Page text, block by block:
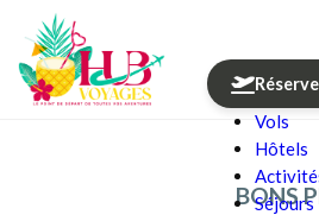
Vols
Hôtels
Séjours
BONS